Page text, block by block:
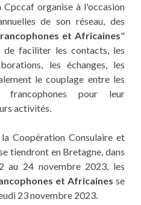
Cpccaf organise à l'occasion
de son réseau, des
et Africaines"
faciliter les contacts, les
les échanges, les
le couplage entre les
francophones pour leur
activités.
Coopération Consulaire et
tiendront en Bretagne, dans
au 24 novembre 2023, les
et Africaines se
23 novembre 2023.